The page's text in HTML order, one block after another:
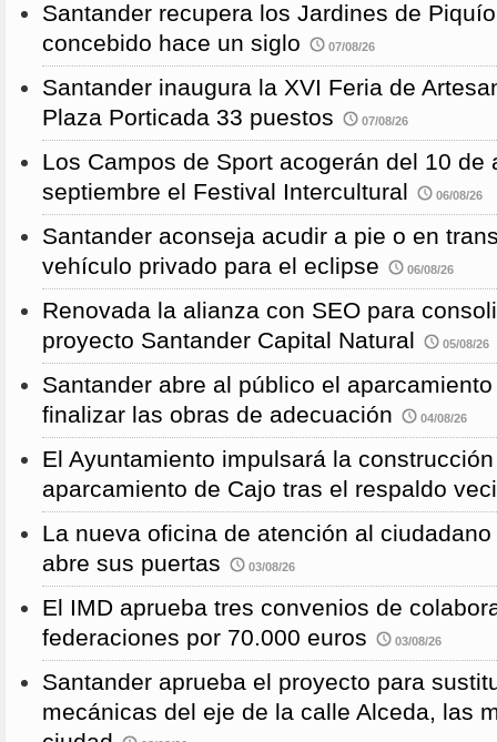
Santander recupera los Jardines de
concebido hace un siglo
07/08/26
Santander inaugura la XVI Feria de
Plaza Porticada 33 puestos
07/08/26
Los Campos de Sport acogerán del 10 de
septiembre el Festival Intercultural
06/08/26
Santander aconseja acudir a pie o en
vehículo privado para el eclipse
06/08/26
Renovada la alianza con SEO para
proyecto Santander Capital Natural
05/08/26
Santander abre al público el
finalizar las obras de adecuación
04/08/26
El Ayuntamiento impulsará la
aparcamiento de Cajo tras el respaldo
La nueva oficina de atención al
abre sus puertas
03/08/26
El IMD aprueba tres convenios de
federaciones por 70.000 euros
03/08/26
Santander aprueba el proyecto para
mecánicas del eje de la calle Alceda, las